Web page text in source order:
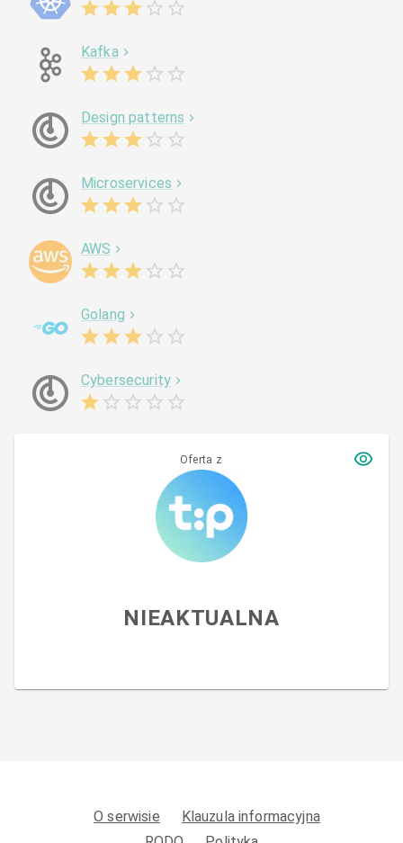
Kafka
Design patterns
Microservices
AWS
Golang
Cybersecurity
Oferta z
NIEAKTUALNA
O serwisie
Klauzula informacyjna